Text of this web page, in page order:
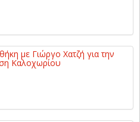
με Γιώργο Χατζή για την
Καλοχωρίου